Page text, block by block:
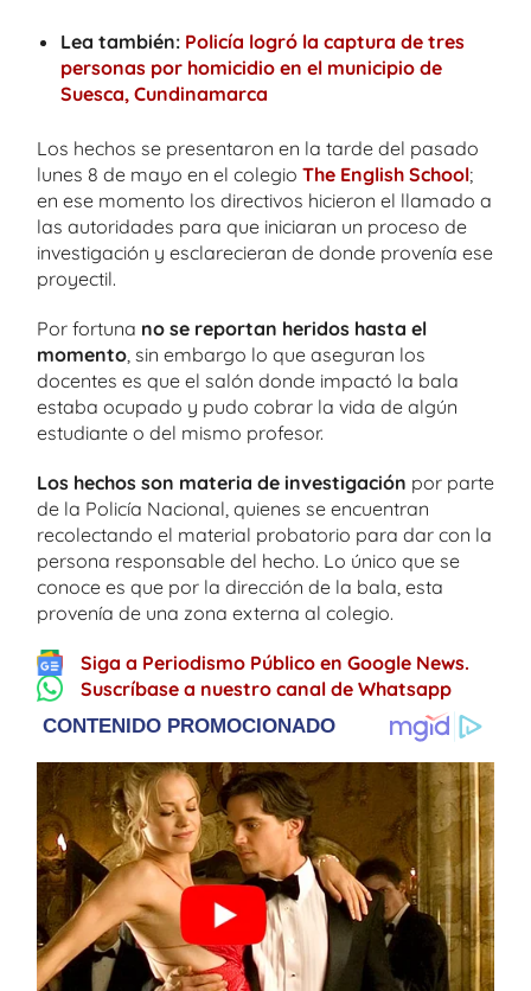
Lea también: Policía logró la captura de tres
personas por homicidio en el municipio de
Suesca, Cundinamarca
Los hechos se presentaron en la tarde del pasado
lunes 8 de mayo en el colegio The English School;
en ese momento los directivos hicieron el llamado a
las autoridades para que iniciaran un proceso de
investigación y esclarecieran de donde provenía ese
proyectil.
Por fortuna no se reportan heridos hasta el
momento , sin embargo lo que aseguran los
docentes es que el salón donde impactó la bala
estaba ocupado y pudo cobrar la vida de algún
estudiante o del mismo profesor.
Los hechos son materia de investigación por parte
de la Policía Nacional, quienes se encuentran
recolectando el material probatorio para dar con la
persona responsable del hecho. Lo único que se
conoce es que por la dirección de la bala, esta
provenía de una zona externa al colegio.
Siga a Periodismo Público en Google News.
Suscríbase a nuestro canal de Whatsapp